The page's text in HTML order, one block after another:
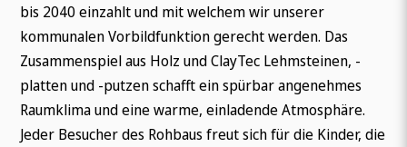
bis 2040 einzahlt und mit welchem wir unserer
kommunalen Vorbildfunktion gerecht werden. Das
Zusammenspiel aus Holz und ClayTec Lehmsteinen, -
platten und -putzen schafft ein spürbar angenehmes
Raumklima und eine warme, einladende Atmosphäre.
Jeder Besucher des Rohbaus freut sich für die Kinder, die